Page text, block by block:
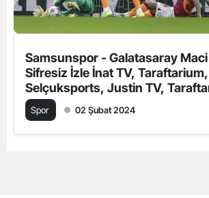
Samsunspor - Galatasaray Maci
Sifresiz İzle İnat TV, Taraftarium,
Selçuksports, Justin TV,
Samsunspor - Galatasaray maçı
saat kaçta, hangi kanalda?
Spor 02 Şubat 2024